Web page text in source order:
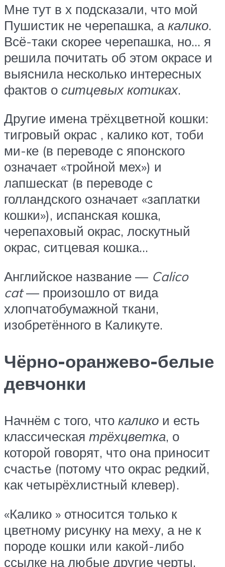
Мне тут в х подсказали, что мой
Пушистик не черепашка, акалико.
Всё-таки скорее черепашка, но… я
решила почитать об этом окрасе и
выяснила несколько интересных
фактов о ситцевых котиках.
Другие имена трёхцветной кошки:
тигровый окрас , калико кот, тоби
ми-ке (в переводе с японского
означает «тройной мех») и
лапшескат (в переводе с
голландского означает «заплатки
кошки»), испанская кошка,
черепаховый окрас, лоскутный
окрас, ситцевая кошка…
Английское название — Calico
cat— произошло от вида
хлопчатобумажной ткани,
изобретённого в Каликуте.
Чёрно-оранжево-белые
девчонки
Начнём с того, что калико и есть
классическая трёхцветка, о
которой говорят, что она приносит
счастье (потому что окрас редкий,
как четырёхлистный клевер).
«Калико » относится только к
цветному рисунку на меху, а не к
породе кошки или какой-либо
ссылке на любые другие черты,